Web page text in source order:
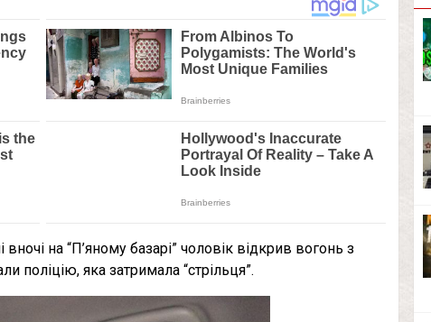
на “П’яному базарі” чоловік відкрив вогонь з
поліцію, яка затримала “стрільця”.